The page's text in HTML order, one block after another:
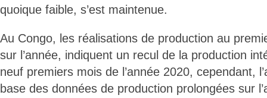
quoique faible, s’est maintenue.
Au Congo, les réalisations de production au
sur l’année, indiquent un recul de la production
neuf premiers mois de l’année 2020, cependant,
base des données de production prolongées sur